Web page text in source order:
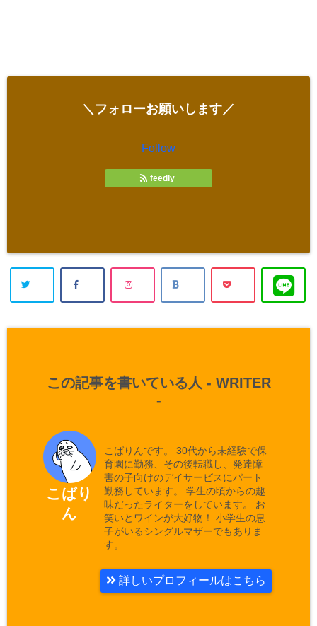
＼フォローお願いします／
Follow
feedly
この記事を書いている人 - WRITER
-
こばり
ん
こばりんです。 30代から未経験で保
育園に勤務、その後転職し、発達障
害の子向けのデイサービスにパート
勤務しています。 学生の頃からの趣
味だったライターをしています。 お
笑いとワインが大好物！ 小学生の息
子がいるシングルマザーでもありま
す。
詳しいプロフィールはこちら